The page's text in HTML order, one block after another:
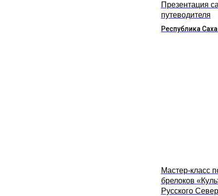
Презентация
путеводителя
Республика
Мастер-класс
брелоков
Русского